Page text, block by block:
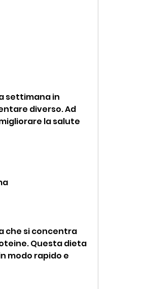
settimana in
diverso. Ad
la salute
che si concentra
Questa dieta
modo rapido e